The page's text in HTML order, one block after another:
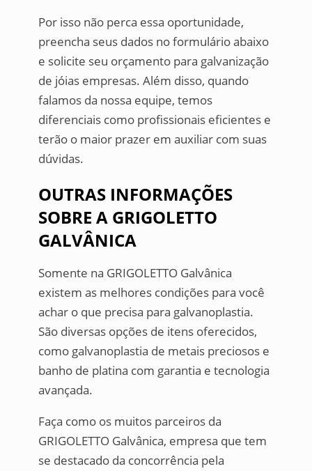
Por isso não perca essa oportunidade,
preencha seus dados no formulário abaixo
e solicite seu orçamento para galvanização
de jóias empresas. Além disso, quando
falamos da nossa equipe, temos
diferenciais como profissionais eficientes e
terão o maior prazer em auxiliar com suas
dúvidas.
OUTRAS INFORMAÇÕES
SOBRE A GRIGOLETTO
GALVÂNICA
Somente na GRIGOLETTO Galvânica
existem as melhores condições para você
achar o que precisa para galvanoplastia.
São diversas opções de itens oferecidos,
como galvanoplastia de metais preciosos e
banho de platina com garantia e tecnologia
avançada.
Faça como os muitos parceiros da
GRIGOLETTO Galvânica, empresa que tem
se destacado da concorrência pela